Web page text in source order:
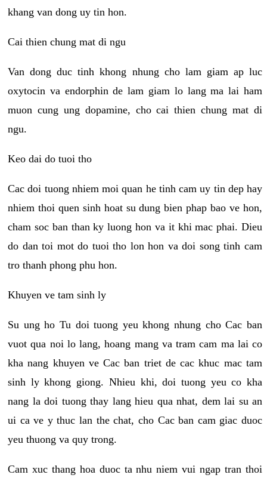
khang van dong uy tin hon.
Cai thien chung mat di ngu
Van dong duc tinh khong nhung cho lam giam ap luc
oxytocin va endorphin de lam giam lo lang ma lai ham
muon cung ung dopamine, cho cai thien chung mat di
ngu.
Keo dai do tuoi tho
Cac doi tuong nhiem moi quan he tinh cam uy tin dep hay
nhiem thoi quen sinh hoat su dung bien phap bao ve hon,
cham soc ban than ky luong hon va it khi mac phai. Dieu
do dan toi mot do tuoi tho lon hon va doi song tinh cam
tro thanh phong phu hon.
Khuyen ve tam sinh ly
Su ung ho Tu doi tuong yeu khong nhung cho Cac ban
vuot qua noi lo lang, hoang mang va tram cam ma lai co
kha nang khuyen ve Cac ban triet de cac khuc mac tam
sinh ly khong giong. Nhieu khi, doi tuong yeu co kha
nang la doi tuong thay lang hieu qua nhat, dem lai su an
ui ca ve y thuc lan the chat, cho Cac ban cam giac duoc
yeu thuong va quy trong.
Cam xuc thang hoa duoc ta nhu niem vui ngap tran thoi